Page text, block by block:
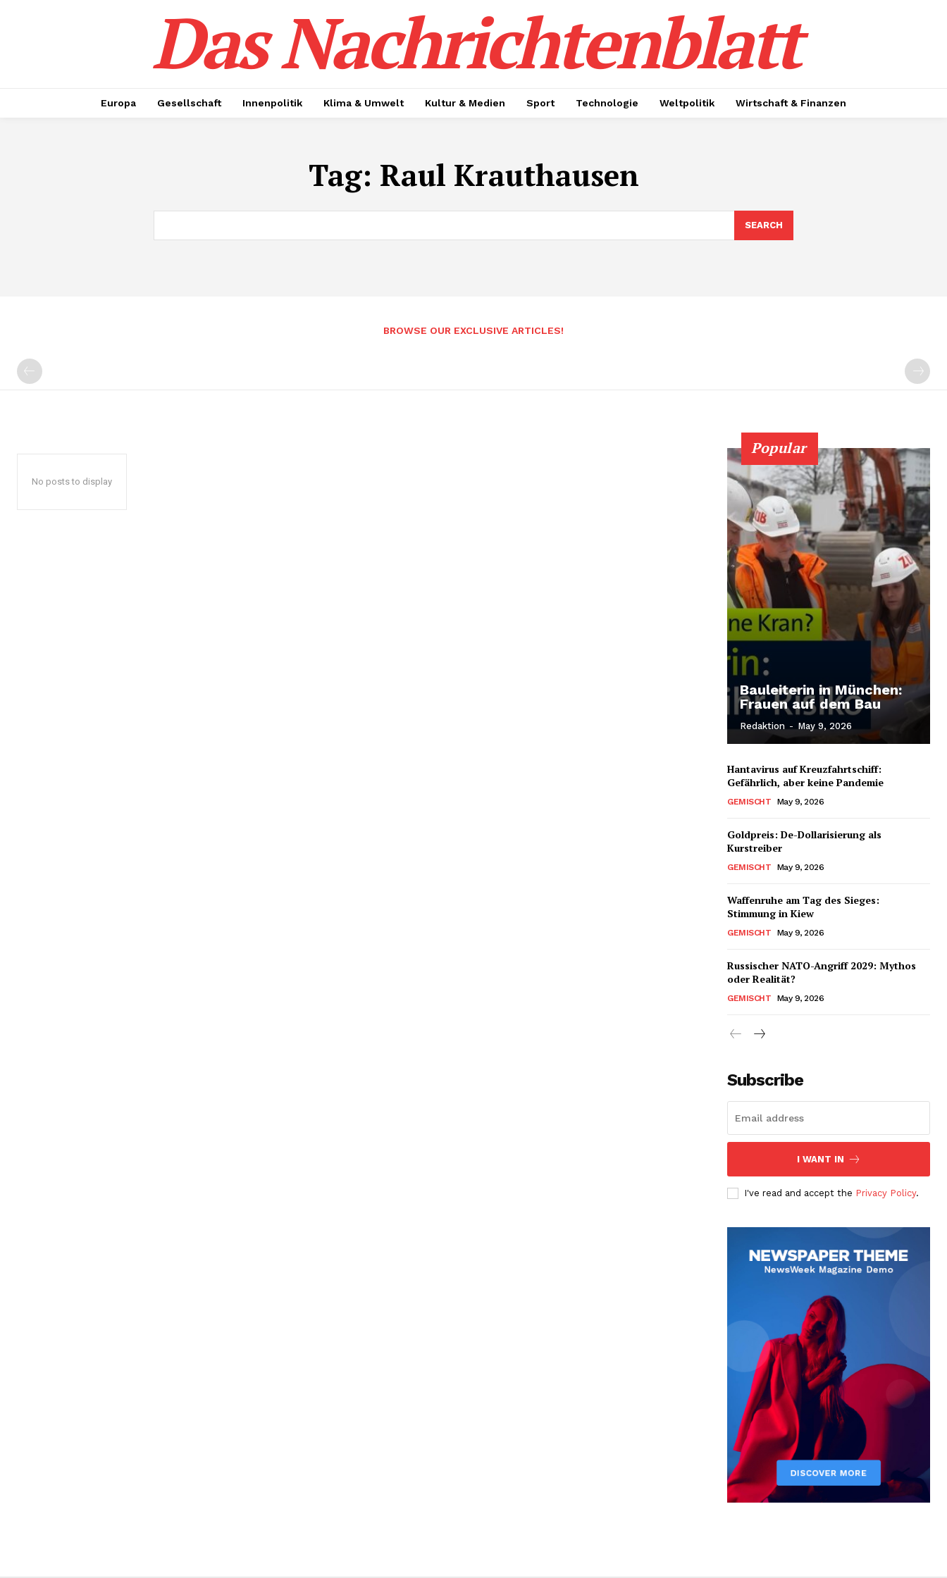
Das Nachrichtenblatt
Europa Gesellschaft Innenpolitik Klima & Umwelt Kultur & Medien Sport Technologie Weltpolitik Wirtschaft & Finanzen
Tag: Raul Krauthausen
SEARCH
BROWSE OUR EXCLUSIVE ARTICLES!
No posts to display
Popular
Bauleiterin in München:
Frauen auf dem Bau
Redaktion - May 9, 2026
Hantavirus auf Kreuzfahrtschiff:
Gefährlich, aber keine Pandemie
GEMISCHT May 9, 2026
Goldpreis: De-Dollarisierung als
Kurstreiber
GEMISCHT May 9, 2026
Waffenruhe am Tag des Sieges:
Stimmung in Kiew
GEMISCHT May 9, 2026
Russischer NATO-Angriff 2029: Mythos
oder Realität?
GEMISCHT May 9, 2026
Subscribe
I WANT IN
I've read and accept the Privacy Policy.